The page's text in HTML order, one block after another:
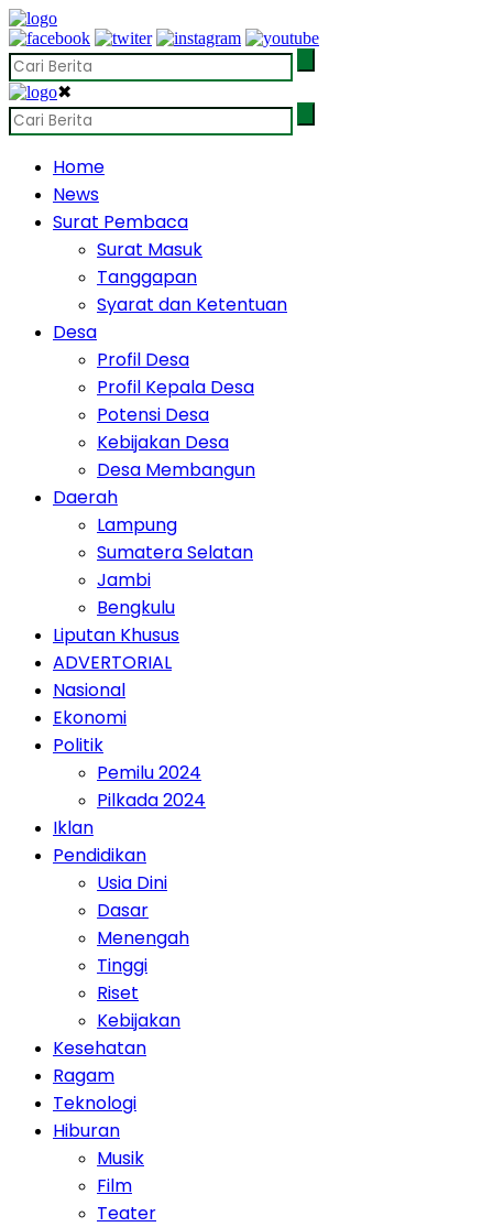
✖
Home
News
Surat Pembaca
Surat Masuk
Tanggapan
Syarat dan Ketentuan
Desa
Profil Desa
Profil Kepala Desa
Potensi Desa
Kebijakan Desa
Desa Membangun
Daerah
Lampung
Sumatera Selatan
Jambi
Bengkulu
Liputan Khusus
ADVERTORIAL
Nasional
Ekonomi
Politik
Pemilu 2024
Pilkada 2024
Iklan
Pendidikan
Usia Dini
Dasar
Menengah
Tinggi
Riset
Kebijakan
Kesehatan
Ragam
Teknologi
Hiburan
Musik
Film
Teater